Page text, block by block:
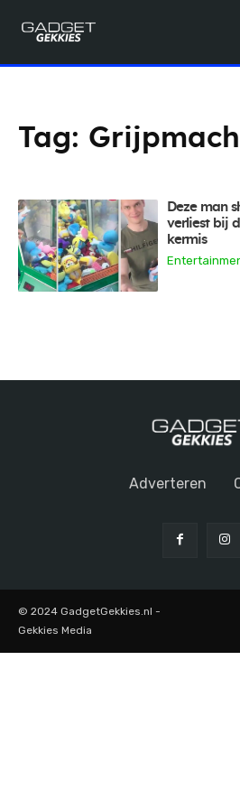
Tag:
Deze man
verliest bij
kermis
Adverteren
© 2024 GadgetGekkies.nl -
Gekkies Media